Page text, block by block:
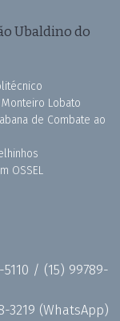
Ubaldino do
Lobato
de Combate ao
OSSEL
5110 / (15) 99789-
3219 (WhatsApp)